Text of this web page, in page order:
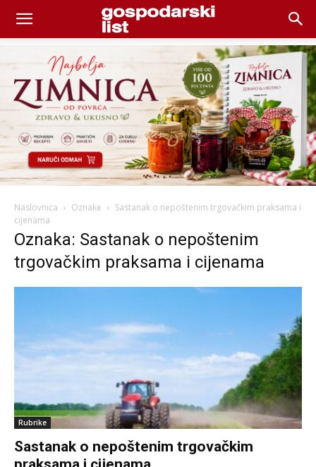
Naslovnica Oznake
Sastanak o nepoštenim trgovačkim praksama i
cijenama
Oznaka: Sastanak o nepoštenim
trgovačkim praksama i cijenama
Rubrike
Sastanak o nepoštenim trgovačkim